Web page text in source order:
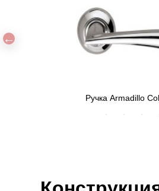
Верхний замок